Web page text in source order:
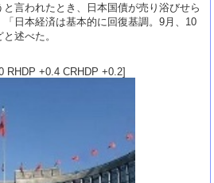
言われたとき、日本国債が売り浴びせら
日本経済は基本的に回復基調。9月、10
述べた。
+0.4 CRHDP +0.2]